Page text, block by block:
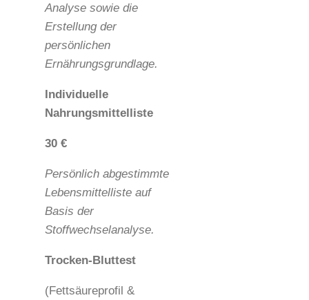
Analyse sowie die
Erstellung der
persönlichen
Ernährungsgrundlage.
Individuelle
Nahrungsmittelliste
30 €
Persönlich abgestimmte
Lebensmittelliste auf
Basis der
Stoffwechselanalyse.
Trocken-Bluttest
(Fettsäureprofil &